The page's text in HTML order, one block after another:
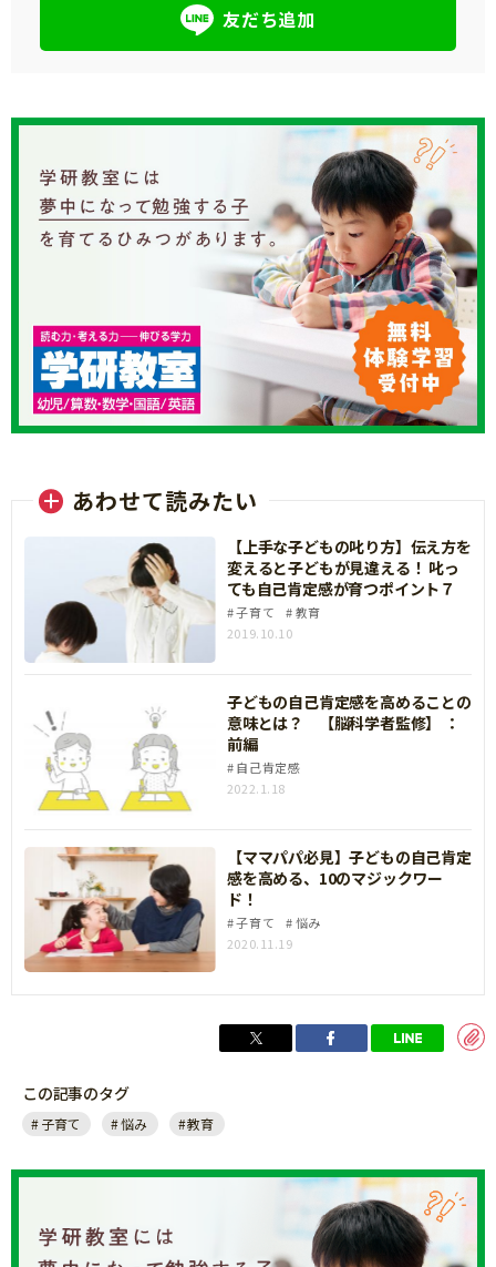
友だち追加
あわせて読みたい
【上手な子どもの叱り方】伝え方を
変えると子どもが見違える！ 叱っ
ても自己肯定感が育つポイント７
子育て
教育
2019.10.10
子どもの自己肯定感を高めることの
意味とは？ 【脳科学者監修】 ：
前編
自己肯定感
2022.1.18
【ママパパ必見】子どもの自己肯定
感を高める、10のマジックワー
ド！
子育て
悩み
2020.11.19
この記事のタグ
子育て 悩み 教育